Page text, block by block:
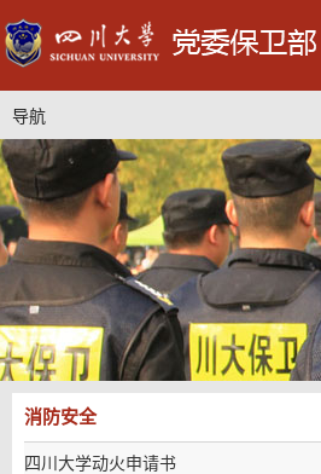
导航
消防安全
四川大学动火申请书